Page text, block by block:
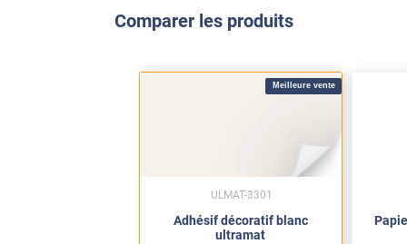
Comparer les produits
Meilleure vente
Adhésif décoratif blanc
ultramat
ULMAT-3301